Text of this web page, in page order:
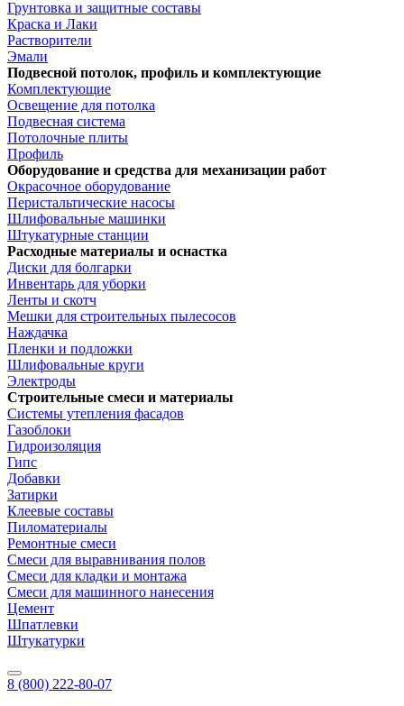
Грунтовка и защитные составы
Краска и Лаки
Растворители
Эмали
Подвесной потолок, профиль и комплектующие
Комплектующие
Освещение для потолка
Подвесная система
Потолочные плиты
Профиль
Оборудование и средства для механизации работ
Окрасочное оборудование
Перистальтические насосы
Шлифовальные машинки
Штукатурные станции
Расходные материалы и оснастка
Диски для болгарки
Инвентарь для уборки
Ленты и скотч
Мешки для строительных пылесосов
Наждачка
Пленки и подложки
Шлифовальные круги
Электроды
Строительные смеси и материалы
Системы утепления фасадов
Газоблоки
Гидроизоляция
Гипс
Добавки
Затирки
Клеевые составы
Пиломатериалы
Ремонтные смеси
Смеси для выравнивания полов
Смеси для кладки и монтажа
Смеси для машинного нанесения
Цемент
Шпатлевки
Штукатурки
8 (800) 222-80-07